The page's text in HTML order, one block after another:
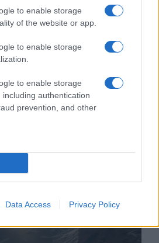
to enable storage
of the website or app.
to enable storage
to enable storage
including authentication
prevention, and other
Data Access Privacy Policy
nukleáris blöff és
Hende Olivér